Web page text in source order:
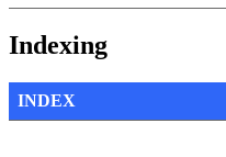
Indexing
INDEX